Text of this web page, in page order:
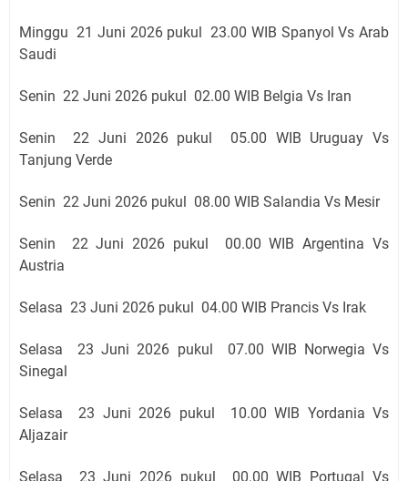
Minggu 21 Juni 2026 pukul 23.00 WIB Spanyol Vs Arab
Saudi
Senin 22 Juni 2026 pukul 02.00 WIB Belgia Vs Iran
Senin 22 Juni 2026 pukul 05.00 WIB Uruguay Vs
Tanjung Verde
Senin 22 Juni 2026 pukul 08.00 WIB Salandia Vs Mesir
Senin 22 Juni 2026 pukul 00.00 WIB Argentina Vs
Austria
Selasa 23 Juni 2026 pukul 04.00 WIB Prancis Vs Irak
Selasa 23 Juni 2026 pukul 07.00 WIB Norwegia Vs
Sinegal
Selasa 23 Juni 2026 pukul 10.00 WIB Yordania Vs
Aljazair
Selasa 23 Juni 2026 pukul 00.00 WIB Portugal Vs